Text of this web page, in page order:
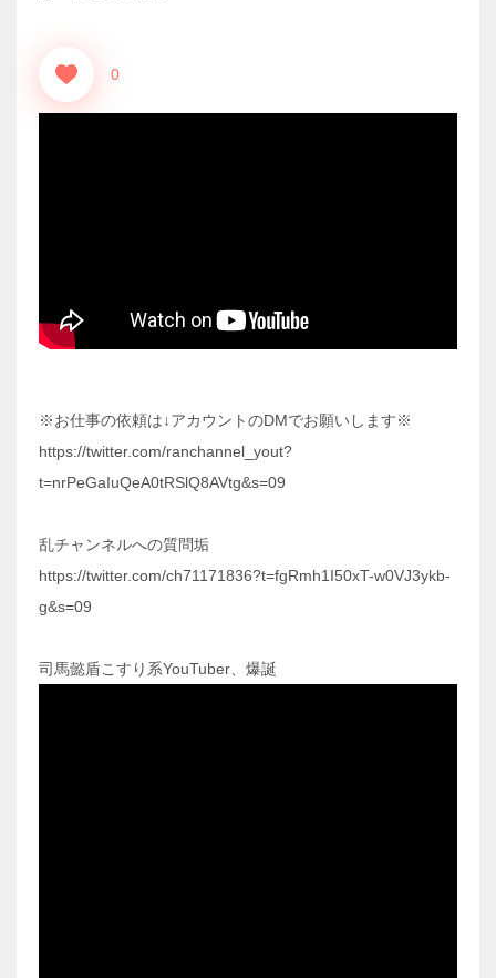
0
※お仕事の依頼は↓アカウントのDMでお願いします※
https://twitter.com/ranchannel_yout?
t=nrPeGaIuQeA0tRSlQ8AVtg&s=09
乱チャンネルへの質問垢
https://twitter.com/ch71171836?t=fgRmh1I50xT-w0VJ3ykb-
g&s=09
司馬懿盾こすり系YouTuber、爆誕